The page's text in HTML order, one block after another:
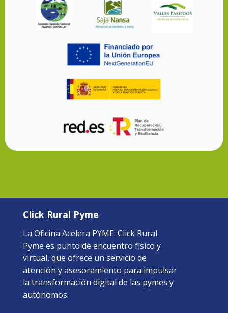
Click Rural Pyme
La Oficina Acelera PYME: Click Rural
Pyme es punto de encuentro físico y
virtual, que ofrece un servicio de
atención y asesoramiento para impulsar
la transformación digital de las pymes y
autónomos.